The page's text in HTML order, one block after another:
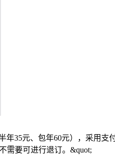
年35元、包年60元），采用
需要可进行退订。&quot;